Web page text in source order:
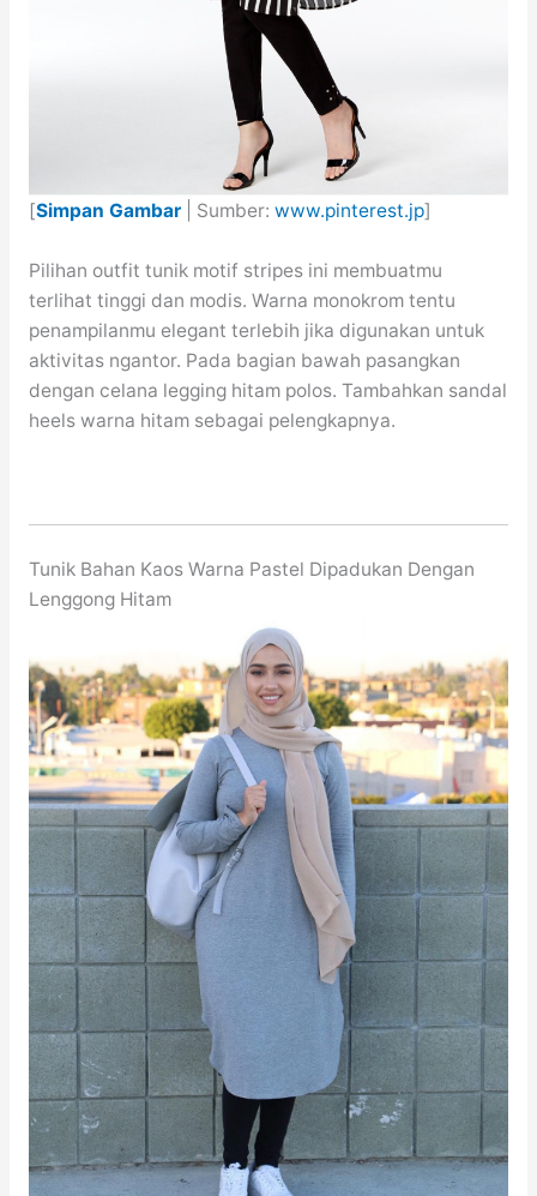
[Simpan Gambar| Sumber: www.pinterest.jp]
Pilihan outfit tunik motif stripes ini membuatmu
terlihat tinggi dan modis. Warna monokrom tentu
penampilanmu elegant terlebih jika digunakan untuk
aktivitas ngantor. Pada bagian bawah pasangkan
dengan celana legging hitam polos. Tambahkan sandal
heels warna hitam sebagai pelengkapnya.
Tunik Bahan Kaos Warna Pastel Dipadukan Dengan
Lenggong Hitam